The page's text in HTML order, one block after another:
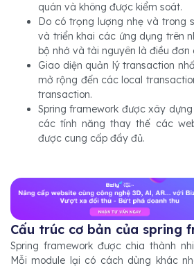
quán và không được kiểm soát.
Do có trọng lượng nhẹ và trong
và triển khai các ứng dụng trên
bộ nhớ và tài nguyên là điều
Giao diện quản lý transaction
mở rộng đến các local
transaction.
Spring framework được xây
các tính năng thay thế các
được cung cấp đầy đủ.
Cấu trúc cơ bản của spring
Spring framework được chia thành
Mỗi module lại có cách dùng khác